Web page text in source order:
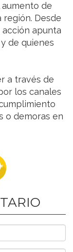
de
Desde
apunta
de quienes
a través de
los canales
o demoras en